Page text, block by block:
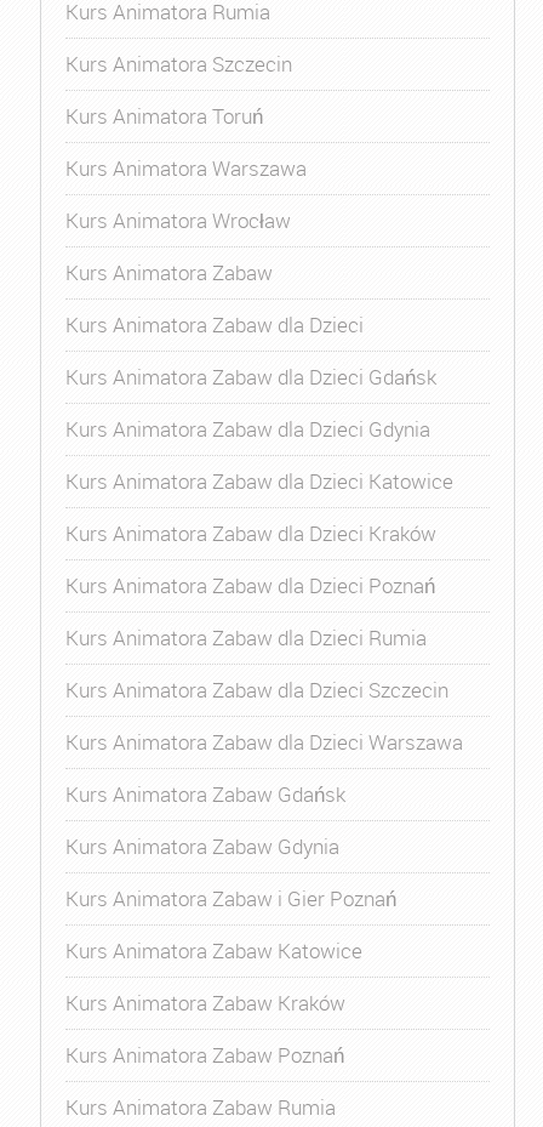
Kurs Animatora Rumia
Kurs Animatora Szczecin
Kurs Animatora Toruń
Kurs Animatora Warszawa
Kurs Animatora Wrocław
Kurs Animatora Zabaw
Kurs Animatora Zabaw dla Dzieci
Kurs Animatora Zabaw dla Dzieci Gdańsk
Kurs Animatora Zabaw dla Dzieci Gdynia
Kurs Animatora Zabaw dla Dzieci Katowice
Kurs Animatora Zabaw dla Dzieci Kraków
Kurs Animatora Zabaw dla Dzieci Poznań
Kurs Animatora Zabaw dla Dzieci Rumia
Kurs Animatora Zabaw dla Dzieci Szczecin
Kurs Animatora Zabaw dla Dzieci Warszawa
Kurs Animatora Zabaw Gdańsk
Kurs Animatora Zabaw Gdynia
Kurs Animatora Zabaw i Gier Poznań
Kurs Animatora Zabaw Katowice
Kurs Animatora Zabaw Kraków
Kurs Animatora Zabaw Poznań
Kurs Animatora Zabaw Rumia